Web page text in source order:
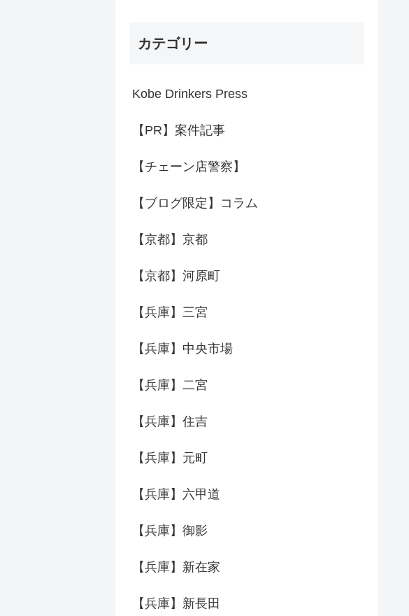
カテゴリー
Kobe Drinkers Press
【PR】案件記事
【チェーン店警察】
【ブログ限定】コラム
【京都】京都
【京都】河原町
【兵庫】三宮
【兵庫】中央市場
【兵庫】二宮
【兵庫】住吉
【兵庫】元町
【兵庫】六甲道
【兵庫】御影
【兵庫】新在家
【兵庫】新長田